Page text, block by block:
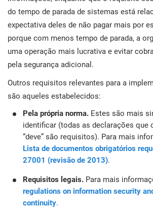
do tempo de parada de sistemas está
expectativa deles de não pagar mais por
porque com menos tempo de parada, a
uma operação mais lucrativa e evitar
pela segurança adicional.
Outros requisitos relevantes para a
são aqueles estabelecidos:
Pela própria norma. Estes são mais
identificar (todas as declarações que
“deve” são requisitos). Para mais
Lista de documentos obrigatórios
27001 (revisão de 2013).
Requisitos legais. Para mais
regulations on information security
continuity.